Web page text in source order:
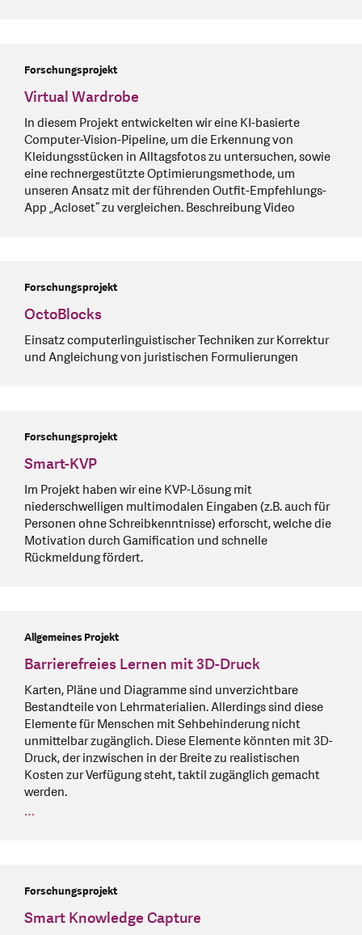
Forschungsprojekt
Virtual Wardrobe
In diesem Projekt entwickelten wir eine KI-basierte
Computer-Vision-Pipeline, um die Erkennung von
Kleidungsstücken in Alltagsfotos zu untersuchen, sowie
eine rechnergestützte Optimierungsmethode, um
unseren Ansatz mit der führenden Outfit-Empfehlungs-
App „Acloset“ zu vergleichen. Beschreibung Video
Forschungsprojekt
OctoBlocks
Einsatz computerlinguistischer Techniken zur Korrektur
und Angleichung von juristischen Formulierungen
Forschungsprojekt
Smart-KVP
Im Projekt haben wir eine KVP-Lösung mit
niederschwelligen multimodalen Eingaben (z.B. auch für
Personen ohne Schreibkenntnisse) erforscht, welche die
Motivation durch Gamification und schnelle
Rückmeldung fördert.
Allgemeines Projekt
Barrierefreies Lernen mit 3D-Druck
Karten, Pläne und Diagramme sind unverzichtbare
Bestandteile von Lehrmaterialien. Allerdings sind diese
Elemente für Menschen mit Sehbehinderung nicht
unmittelbar zugänglich. Diese Elemente könnten mit 3D-
Druck, der inzwischen in der Breite zu realistischen
Kosten zur Verfügung steht, taktil zugänglich gemacht
werden.
…
Forschungsprojekt
Smart Knowledge Capture